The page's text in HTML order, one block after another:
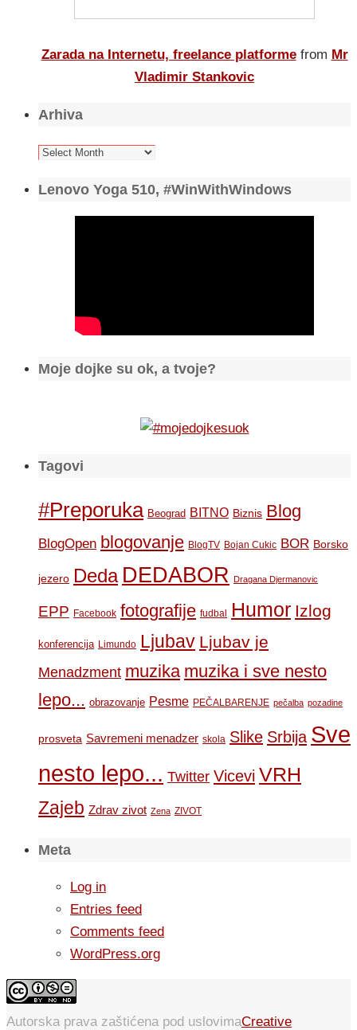
Zarada na Internetu, freelance platforme from Mr
Vladimir Stankovic
Arhiva
Arhiva
Lenovo Yoga 510, #WinWithWindows
Moje dojke su ok, a tvoje?
Tagovi
#Preporuka Beograd BITNO Biznis Blog
BlogOpen blogovanje BlogTV Bojan Cukic BOR Borsko
jezero Deda DEDABOR Dragana Djermanovic
EPP Facebook fotografije fudbal Humor Izlog
konferencija Limundo Ljubav Ljubav je
Menadzment muzika muzika i sve nesto
lepo... obrazovanje Pesme PEČALBARENJE pečalba pozadine
prosveta Savremeni menadzer skola Slike Srbija Sve
nesto lepo... Twitter Vicevi VRH
Zajeb Zdrav zivot Zena ZIVOT
Meta
Log in
Entries feed
Comments feed
WordPress.org
Autorska prava zaštićena pod uslovimaCreative